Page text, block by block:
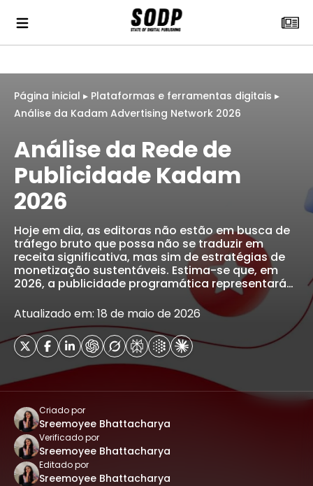
Página inicial ▸ Plataformas e ferramentas digitais ▸
Análise da Kadam Advertising Network 2026
Análise da Rede de
Publicidade Kadam
2026
Hoje em dia, as editoras não estão em busca de
tráfego bruto que possa não se traduzir em
receita significativa, mas sim de estratégias de
monetização sustentáveis. Estima-se que, em
2026, a publicidade programática representará…
Atualizado em: 18 de maio de 2026
Criado por
Sreemoyee Bhattacharya
Verificado por
Sreemoyee Bhattacharya
Editado por
Sreemoyee Bhattacharya